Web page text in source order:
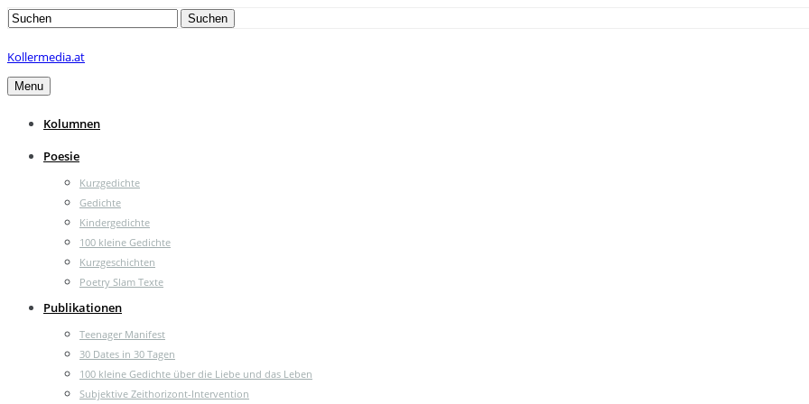
Search
Suchen
Kollermedia.at
Menu
Kolumnen
Poesie
Kurzgedichte
Gedichte
Kindergedichte
100 kleine Gedichte
Kurzgeschichten
Poetry Slam Texte
Publikationen
Teenager Manifest
30 Dates in 30 Tagen
100 kleine Gedichte über die Liebe und das Leben
Subjektive Zeithorizont-Intervention